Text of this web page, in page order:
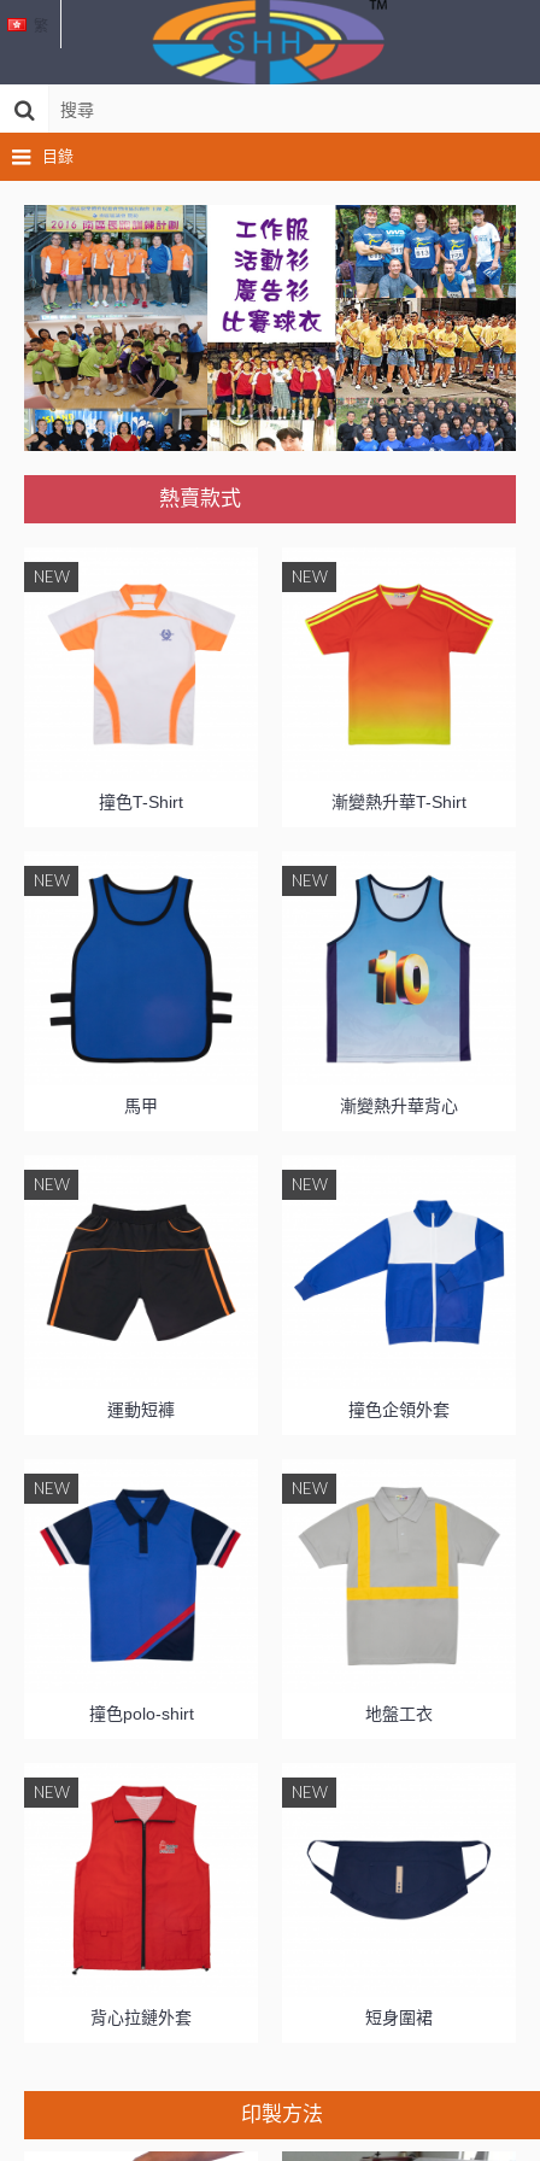
目錄
熱賣款式
NEW
撞色T-Shirt
NEW
漸變熱升華T-Shirt
NEW
馬甲
NEW
漸變熱升華背心
NEW
運動短褲
NEW
撞色企領外套
NEW
撞色polo-shirt
NEW
地盤工衣
NEW
背心拉鏈外套
NEW
短身圍裙
印製方法